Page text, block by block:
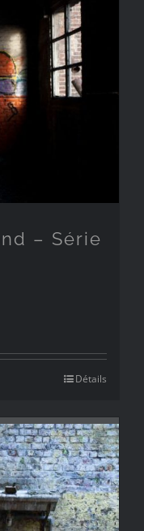
– Série
Détails